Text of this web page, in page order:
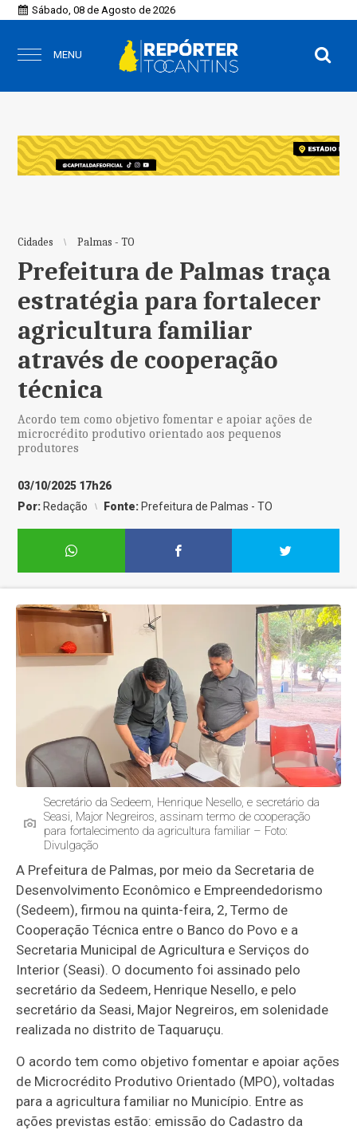
Sábado, 08 de Agosto de 2026
MENU
Cidades Palmas - TO
Prefeitura de Palmas traça
estratégia para fortalecer
agricultura familiar
através de cooperação
técnica
Acordo tem como objetivo fomentar e apoiar ações de
microcrédito produtivo orientado aos pequenos
produtores
03/10/2025 17h26
Por: Redação Fonte: Prefeitura de Palmas - TO
Secretário da Sedeem, Henrique Nesello, e secretário da
Seasi, Major Negreiros, assinam termo de cooperação
para fortalecimento da agricultura familiar – Foto:
Divulgação
A Prefeitura de Palmas, por meio da Secretaria de
Desenvolvimento Econômico e Empreendedorismo
(Sedeem), firmou na quinta-feira, 2, Termo de
Cooperação Técnica entre o Banco do Povo e a
Secretaria Municipal de Agricultura e Serviços do
Interior (Seasi). O documento foi assinado pelo
secretário da Sedeem, Henrique Nesello, e pelo
secretário da Seasi, Major Negreiros, em solenidade
realizada no distrito de Taquaruçu.
O acordo tem como objetivo fomentar e apoiar ações
de Microcrédito Produtivo Orientado (MPO), voltadas
para a agricultura familiar no Município. Entre as
ações previstas estão: emissão do Cadastro da